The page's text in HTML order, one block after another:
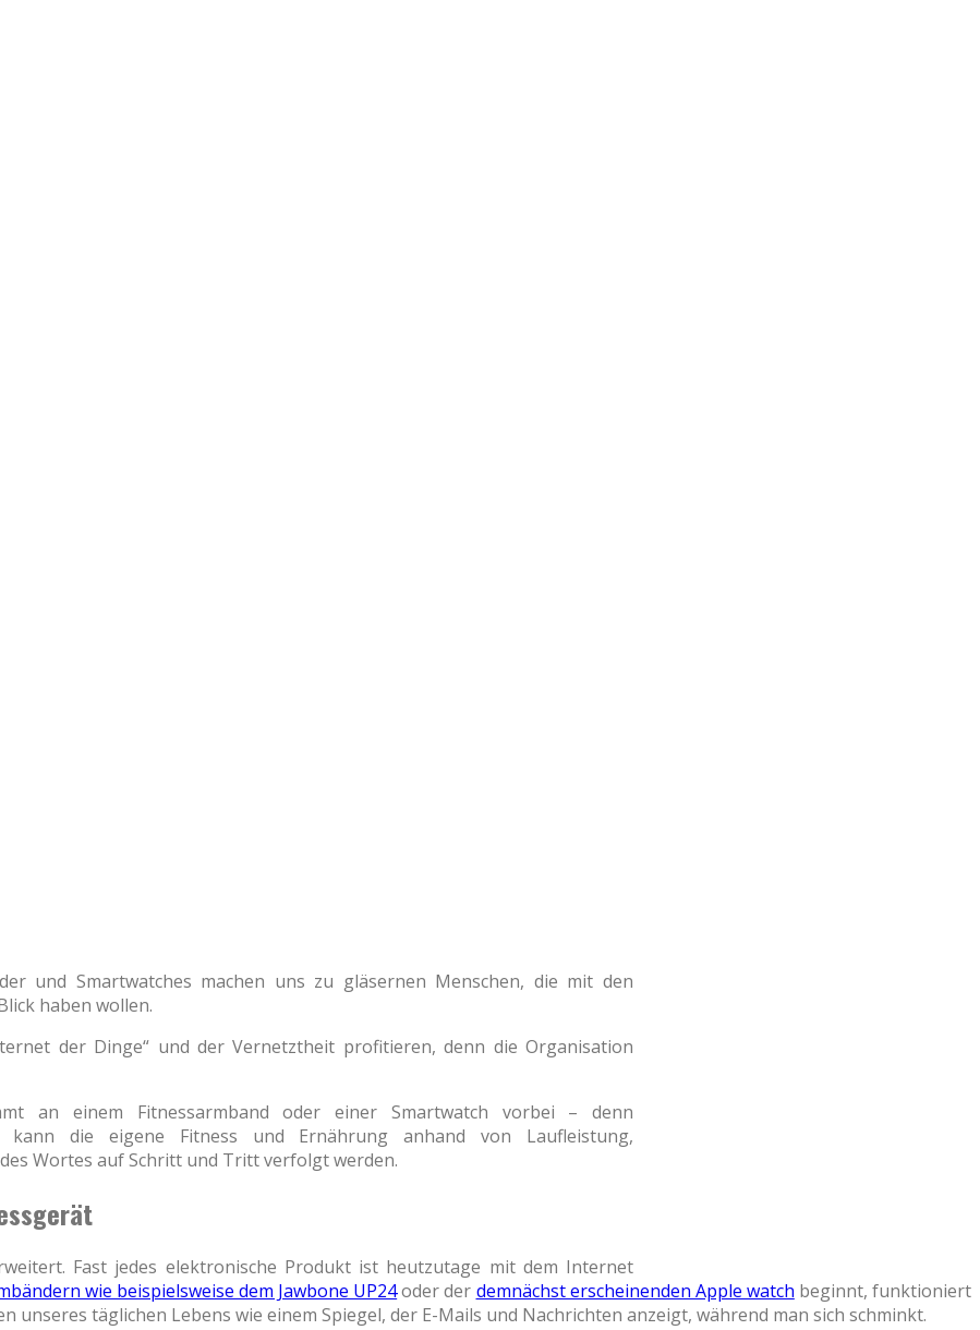
und Smartwatches machen uns zu gläsernen Menschen, die mit den
haben wollen.
der Dinge“ und der Vernetztheit profitieren, denn die Organisation
an einem Fitnessarmband oder einer Smartwatch vorbei – denn
kann die eigene Fitness und Ernährung anhand von Laufleistung,
Wortes auf Schritt und Tritt verfolgt werden.
Fast jedes elektronische Produkt ist heutzutage mit dem Internet
wie beispielsweise dem Jawbone UP24oder der demnächst erscheinenden Apple watch beginnt, funktioniert
täglichen Lebens wie einem Spiegel, der E-Mails und Nachrichten anzeigt, während man sich schminkt.